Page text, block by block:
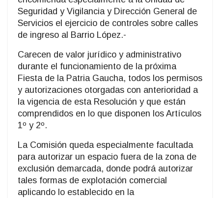
Seguridad y Vigilancia y Dirección General de
Servicios el ejercicio de controles sobre calles
de ingreso al Barrio López.-
Carecen de valor jurídico y administrativo
durante el funcionamiento de la próxima
Fiesta de la Patria Gaucha, todos los permisos
y autorizaciones otorgadas con anterioridad a
la vigencia de esta Resolución y que están
comprendidos en lo que disponen los Artículos
1º y 2º.
La Comisión queda especialmente facultada
para autorizar un espacio fuera de la zona de
exclusión demarcada, donde podrá autorizar
tales formas de explotación comercial
aplicando lo establecido en la